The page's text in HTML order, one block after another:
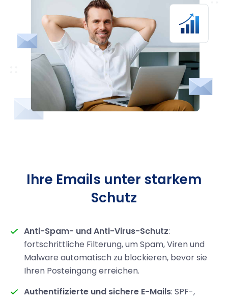
Ihre Emails unter starkem
Schutz
Anti-Spam- und Anti-Virus-Schutz:
fortschrittliche Filterung, um Spam, Viren und
Malware automatisch zu blockieren, bevor sie
Ihren Posteingang erreichen.
Authentifizierte und sichere E-Mails: SPF-,